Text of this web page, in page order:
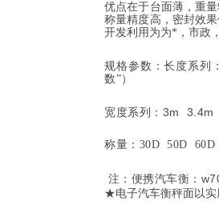
优点在于台面薄，重
称量精度高，密封效
开发利用为为*，市政
规格参数：长度系列
数”）
宽度系列： 3m 3.4m
称量： 30D 50D
注：便携汽车衡：
★电子汽车衡秤面以实